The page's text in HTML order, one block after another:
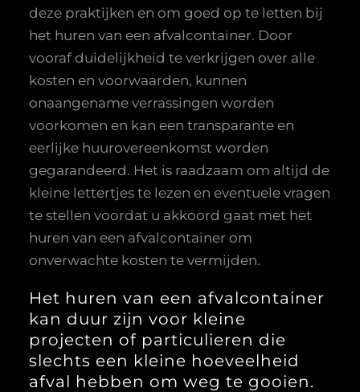
deze praktijken en om goed op te letten bij
het huren van een afvalcontainer. Door
vooraf duidelijkheid te verkrijgen over alle
kosten en voorwaarden, kunnen
onaangename verrassingen worden
voorkomen en kan een transparante en
eerlijke huurovereenkomst worden
gegarandeerd. Het is raadzaam om altijd de
kleine lettertjes te lezen en eventuele vragen
te stellen voordat u akkoord gaat met het
huren van een afvalcontainer om
onverwachte kosten te vermijden.
Het huren van een afvalcontainer
kan duur zijn voor kleine
projecten of particulieren die
slechts een kleine hoeveelheid
afval hebben om weg te gooien.